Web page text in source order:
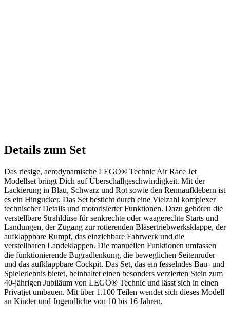
Details zum Set
Das riesige, aerodynamische LEGO® Technic Air Race Jet
Modellset bringt Dich auf Überschallgeschwindigkeit. Mit der
Lackierung in Blau, Schwarz und Rot sowie den Rennaufklebern ist
es ein Hingucker. Das Set besticht durch eine Vielzahl komplexer
technischer Details und motorisierter Funktionen. Dazu gehören die
verstellbare Strahldüse für senkrechte oder waagerechte Starts und
Landungen, der Zugang zur rotierenden Bläsertriebwerksklappe, der
aufklappbare Rumpf, das einziehbare Fahrwerk und die
verstellbaren Landeklappen. Die manuellen Funktionen umfassen
die funktionierende Bugradlenkung, die beweglichen Seitenruder
und das aufklappbare Cockpit. Das Set, das ein fesselndes Bau- und
Spielerlebnis bietet, beinhaltet einen besonders verzierten Stein zum
40-jährigen Jubiläum von LEGO® Technic und lässt sich in einen
Privatjet umbauen. Mit über 1.100 Teilen wendet sich dieses Modell
an Kinder und Jugendliche von 10 bis 16 Jahren.